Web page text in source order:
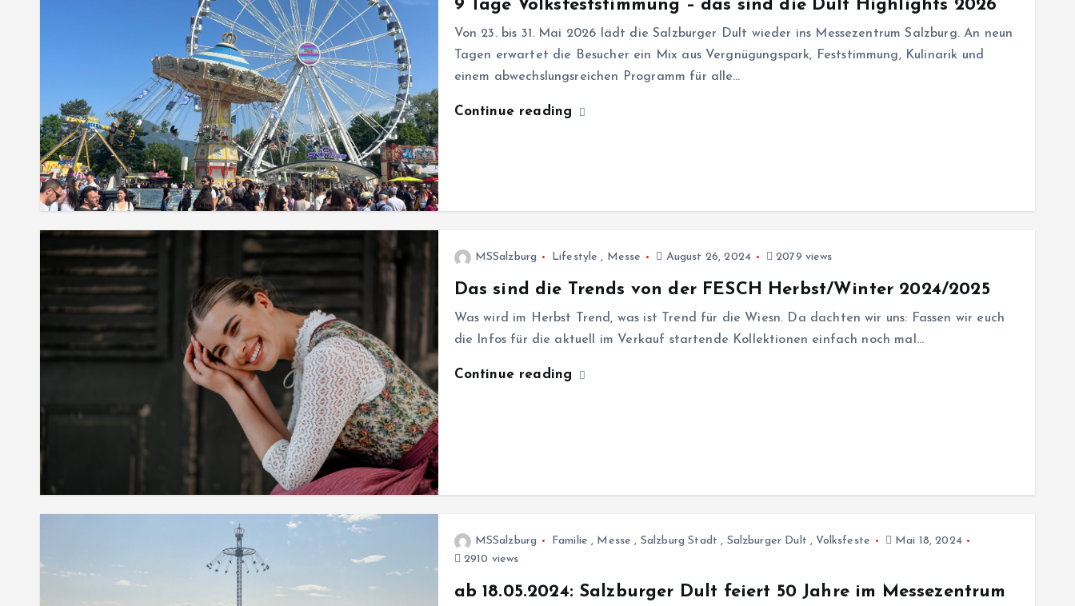
9 Tage Volksfeststimmung – das sind die Dult Highlights 2026
Von 23. bis 31. Mai 2026 lädt die Salzburger Dult wieder ins Messezentrum Salzburg. An neun
Tagen erwartet die Besucher ein Mix aus Vergnügungspark, Feststimmung, Kulinarik und
einem abwechslungsreichen Programm für alle…
Continue reading
MSSalzburg Lifestyle , Messe August 26, 2024 2079 views
Das sind die Trends von der FESCH Herbst/Winter 2024/2025
Was wird im Herbst Trend, was ist Trend für die Wiesn. Da dachten wir uns: Fassen wir euch
die Infos für die aktuell im Verkauf startende Kollektionen einfach noch mal…
Continue reading
MSSalzburg Familie , Messe , Salzburg Stadt , Salzburger Dult , Volksfeste
Mai 18, 2024
2910 views
ab 18.05.2024: Salzburger Dult feiert 50 Jahre im Messezentrum